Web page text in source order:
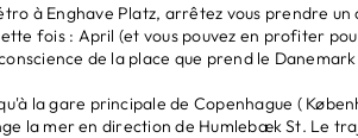
à Enghave Platz, arrêtez vous prendre
fois : April (et vous pouvez en profiter
de la place que prend le
la gare principale de Copenhague (
la mer en direction de Humlebæk St. Le